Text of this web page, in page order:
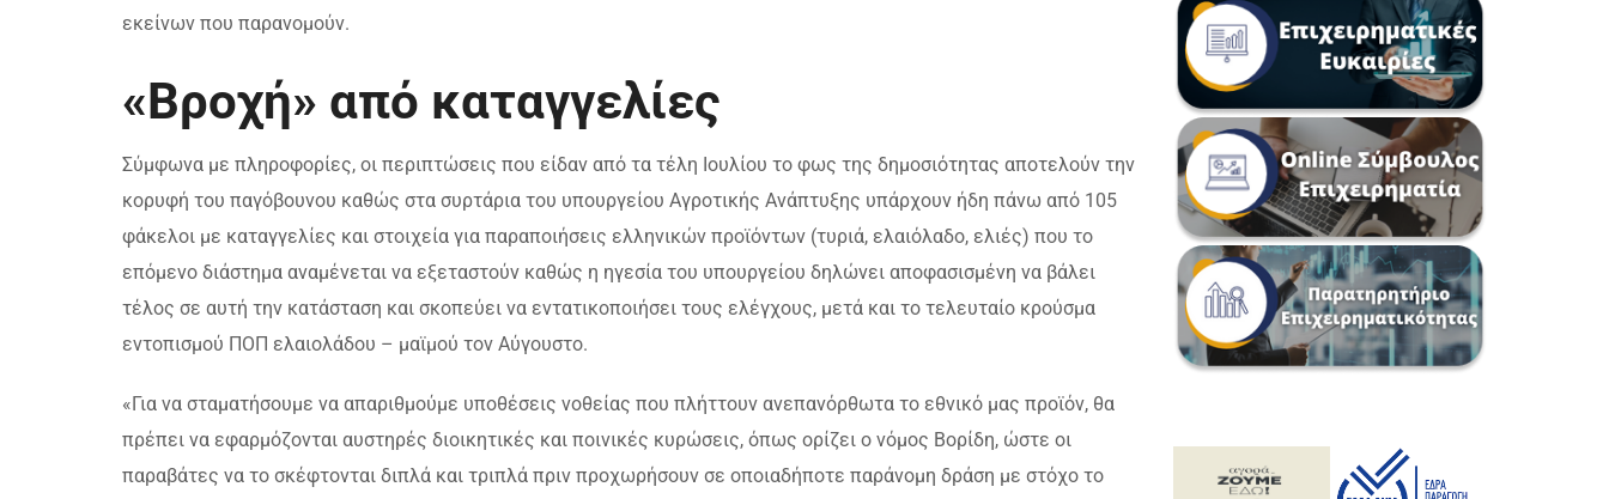
εκείνων που παρανομούν.
«Βροχή» από καταγγελίες
Σύμφωνα με πληροφορίες, οι περιπτώσεις που είδαν από τα τέλη Ιουλίου το φως της δημοσιότητας αποτελούν την
κορυφή του παγόβουνου καθώς στα συρτάρια του υπουργείου Αγροτικής Ανάπτυξης υπάρχουν ήδη πάνω από 105
φάκελοι με καταγγελίες και στοιχεία για παραποιήσεις ελληνικών προϊόντων (τυριά, ελαιόλαδο, ελιές) που το
επόμενο διάστημα αναμένεται να εξεταστούν καθώς η ηγεσία του υπουργείου δηλώνει αποφασισμένη να βάλει
τέλος σε αυτή την κατάσταση και σκοπεύει να εντατικοποιήσει τους ελέγχους, μετά και το τελευταίο κρούσμα
εντοπισμού ΠΟΠ ελαιολάδου – μαϊμού τον Αύγουστο.
«Για να σταματήσουμε να απαριθμούμε υποθέσεις νοθείας που πλήττουν ανεπανόρθωτα το εθνικό μας προϊόν, θα
πρέπει να εφαρμόζονται αυστηρές διοικητικές και ποινικές κυρώσεις, όπως ορίζει ο νόμος Βορίδη, ώστε οι
παραβάτες να το σκέφτονται διπλά και τριπλά πριν προχωρήσουν σε οποιαδήποτε παράνομη δράση με στόχο το